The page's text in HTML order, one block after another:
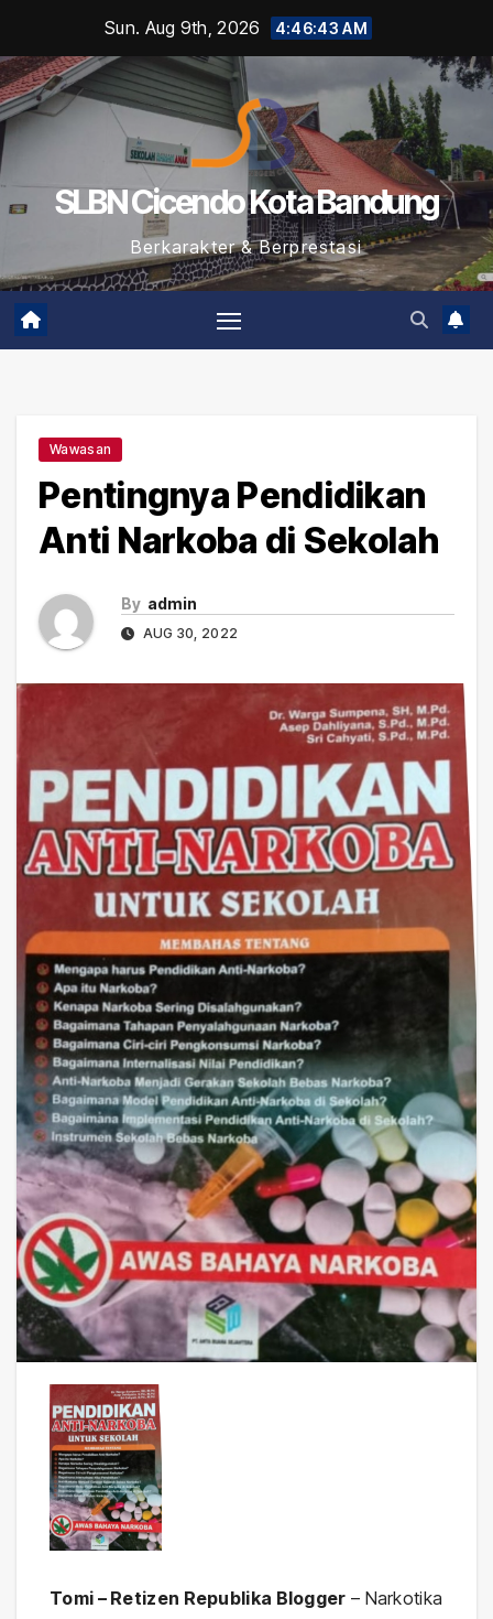
content
Sun. Aug 9th, 2026 4:46:44 AM
SLBN Cicendo Kota Bandung
Berkarakter & Berprestasi
Wawasan
Pentingnya Pendidikan
Anti Narkoba di Sekolah
By admin
AUG 30, 2022
Tomi – Retizen Republika Blogger – Narkotika